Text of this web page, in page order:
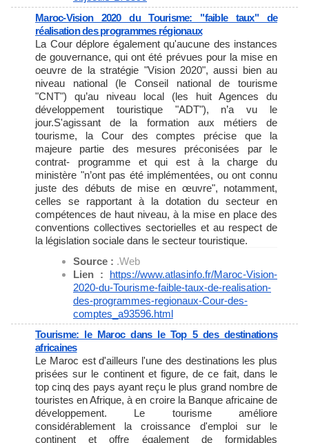
Maroc-Vision 2020 du Tourisme: "faible taux" de
réalisation des programmes régionaux
La Cour déplore également qu'aucune des instances
de gouvernance, qui ont été prévues pour la mise en
oeuvre de la stratégie "Vision 2020", aussi bien au
niveau national (le Conseil national de tourisme
"CNT") qu’au niveau local (les huit Agences du
développement touristique "ADT"), n’a vu le
jour.S'agissant de la formation aux métiers de
tourisme, la Cour des comptes précise que la
majeure partie des mesures préconisées par le
contrat- programme et qui est à la charge du
ministère "n’ont pas été implémentées, ou ont connu
juste des débuts de mise en œuvre", notamment,
celles se rapportant à la dotation du secteur en
compétences de haut niveau, à la mise en place des
conventions collectives sectorielles et au respect de
la législation sociale dans le secteur touristique.
Source : .Web
Lien : https://www.atlasinfo.fr/Maroc-Vision-
2020-du-Tourisme-faible-taux-de-realisation-
des-programmes-regionaux-Cour-des-
comptes_a93596.html
Tourisme: le Maroc dans le Top 5 des destinations
africaines
Le Maroc est d'ailleurs l'une des destinations les plus
prisées sur le continent et figure, de ce fait, dans le
top cinq des pays ayant reçu le plus grand nombre de
touristes en Afrique, à en croire la Banque africaine de
développement. Le tourisme améliore
considérablement la croissance d'emploi sur le
continent et offre également de formidables